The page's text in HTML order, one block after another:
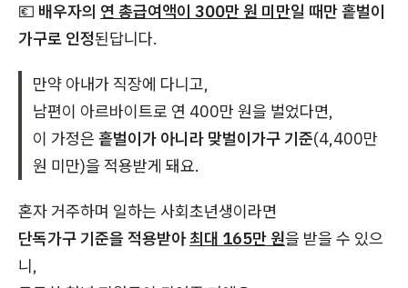
💶 배우자의 연 총급여액이 300만 원 미만일 때만 홑벌이
가구로 인정된답니다.
만약 아내가 직장에 다니고,
남편이 아르바이트로 연 400만 원을 벌었다면,
이 가정은 홑벌이가 아니라 맞벌이가구 기준(4,400만
원 미만)을 적용받게 돼요.
혼자 거주하며 일하는 사회초년생이라면
단독가구 기준을 적용받아최대 165만 원을 받을 수 있으
니,